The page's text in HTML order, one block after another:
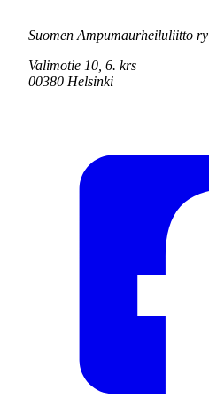
Suomen Ampumaurheiluliitto ry
Valimotie 10, 6. krs
00380 Helsinki